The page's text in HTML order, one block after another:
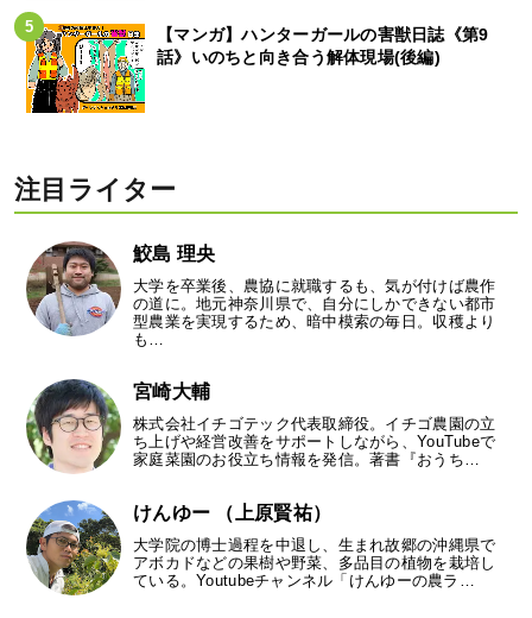
【マンガ】ハンターガールの害獣日誌《第9
話》いのちと向き合う解体現場(後編)
注目ライター
鮫島 理央
大学を卒業後、農協に就職するも、気が付けば農作
の道に。地元神奈川県で、自分にしかできない都市
型農業を実現するため、暗中模索の毎日。収穫より
も…
宮崎大輔
株式会社イチゴテック代表取締役。イチゴ農園の立
ち上げや経営改善をサポートしながら、YouTubeで
家庭菜園のお役立ち情報を発信。著書『おうち…
けんゆー （上原賢祐）
大学院の博士過程を中退し、生まれ故郷の沖縄県で
アボカドなどの果樹や野菜、多品目の植物を栽培し
ている。Youtubeチャンネル「けんゆーの農ラ…